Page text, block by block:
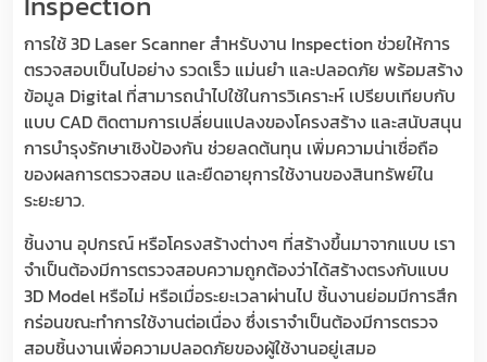
การใช้ 3D Laser Scanner สำหรับงาน Inspection ช่วยให้การ
ตรวจสอบเป็นไปอย่าง รวดเร็ว แม่นยำ และปลอดภัย พร้อมสร้าง
ข้อมูล Digital ที่สามารถนำไปใช้ในการวิเคราะห์ เปรียบเทียบกับ
แบบ CAD ติดตามการเปลี่ยนแปลงของโครงสร้าง และสนับสนุน
การบำรุงรักษาเชิงป้องกัน ช่วยลดต้นทุน เพิ่มความน่าเชื่อถือ
ของผลการตรวจสอบ และยืดอายุการใช้งานของสินทรัพย์ใน
ระยะยาว.
ชิ้นงาน อุปกรณ์ หรือโครงสร้างต่างๆ ที่สร้างขึ้นมาจากแบบ เรา
จำเป็นต้องมีการตรวจสอบความถูกต้องว่าได้สร้างตรงกับแบบ
3D Model หรือไม่ หรือเมื่อระยะเวลาผ่านไป ชิ้นงานย่อมมีการสึก
กร่อนขณะทำการใช้งานต่อเนื่อง ซึ่งเราจำเป็นต้องมีการตรวจ
สอบชิ้นงานเพื่อความปลอดภัยของผู้ใช้งานอยู่เสมอ